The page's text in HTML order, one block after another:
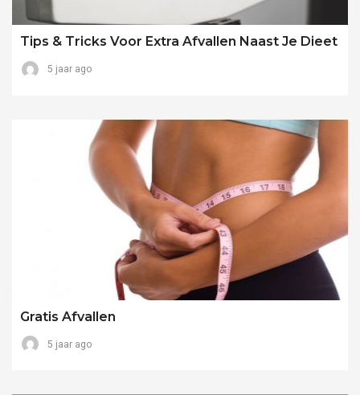
Tips & Tricks Voor Extra Afvallen Naast Je Dieet
5 jaar ago
Gratis Afvallen
5 jaar ago